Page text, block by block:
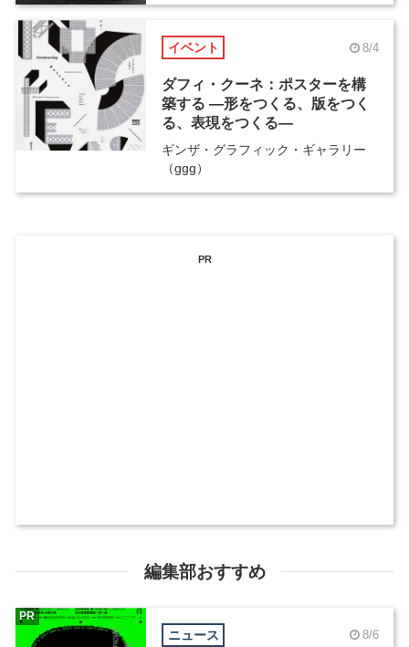
イベント 8/4
ダフィ・クーネ：ポスターを構
築する ―形をつくる、版をつく
る、表現をつくる―
ギンザ・グラフィック・ギャラリー
（ggg）
PR
編集部おすすめ
ニュース 8/6
PR